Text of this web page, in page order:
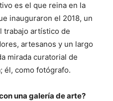
es el que reina en la
inauguraron el 2018, un
trabajo artístico de
artesanos y un largo
mirada curatorial de
él, como fotógrafo.
una galería de arte?